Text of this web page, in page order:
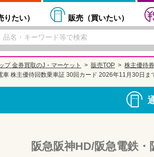
りたい） 販売（買いたい）
プ 金券買取のJ・マーケット 販売TOP 株主優待券
車 株主優待回数乗車証 30回カード 2026年11月30日ま
阪急阪神HD/阪急電鉄